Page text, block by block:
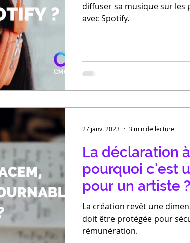
diffuser sa musique sur les
avec Spotify.
La déclaration
pourquoi c'est
pour un artiste ?
La création revêt une
doit être protégée pour
rémunération.
27 janv. 2023 3 min de lecture